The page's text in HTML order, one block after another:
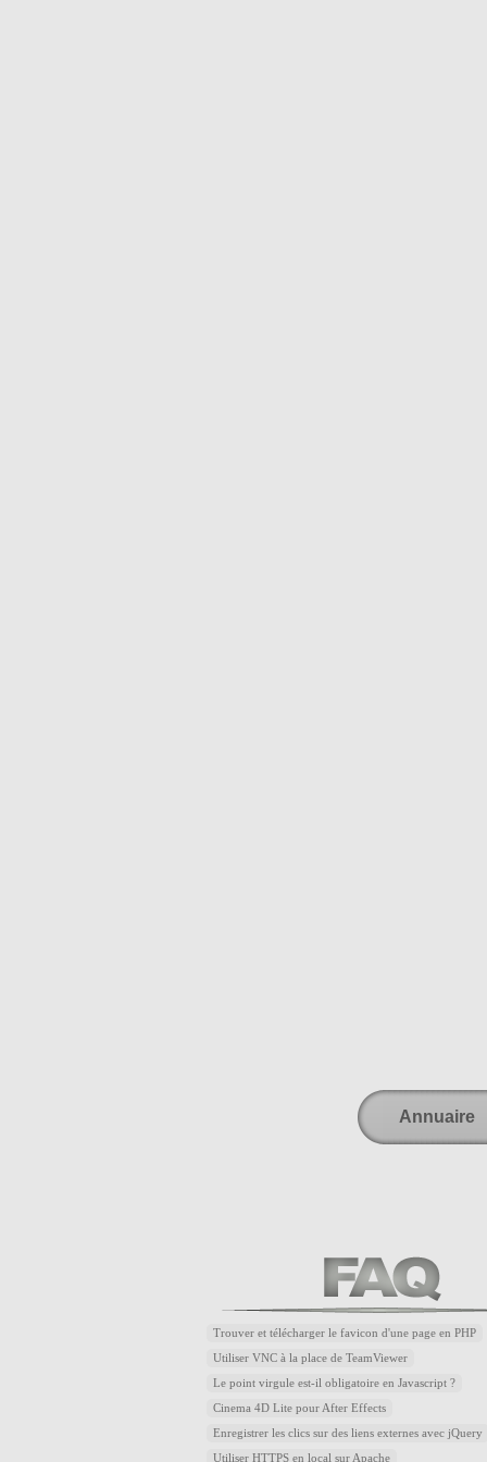
Annuaire
Trouver et télécharger le favicon d'une page en PHP
Utiliser VNC à la place de TeamViewer
Le point virgule est-il obligatoire en Javascript ?
Cinema 4D Lite pour After Effects
Enregistrer les clics sur des liens externes avec jQuery
Utiliser HTTPS en local sur Apache